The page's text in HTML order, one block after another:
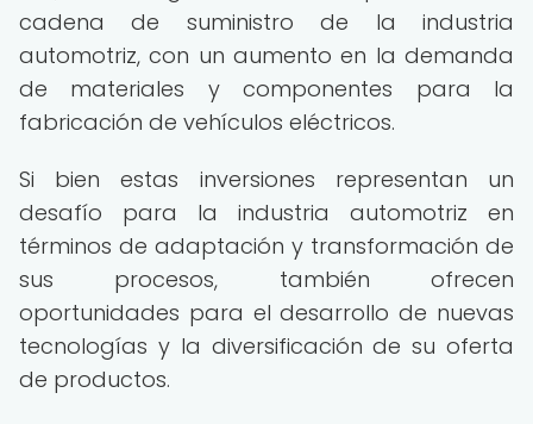
cadena de suministro de la industria
automotriz, con un aumento en la demanda
de materiales y componentes para la
fabricación de vehículos eléctricos.
Si bien estas inversiones representan un
desafío para la industria automotriz en
términos de adaptación y transformación de
sus procesos, también ofrecen
oportunidades para el desarrollo de nuevas
tecnologías y la diversificación de su oferta
de productos.